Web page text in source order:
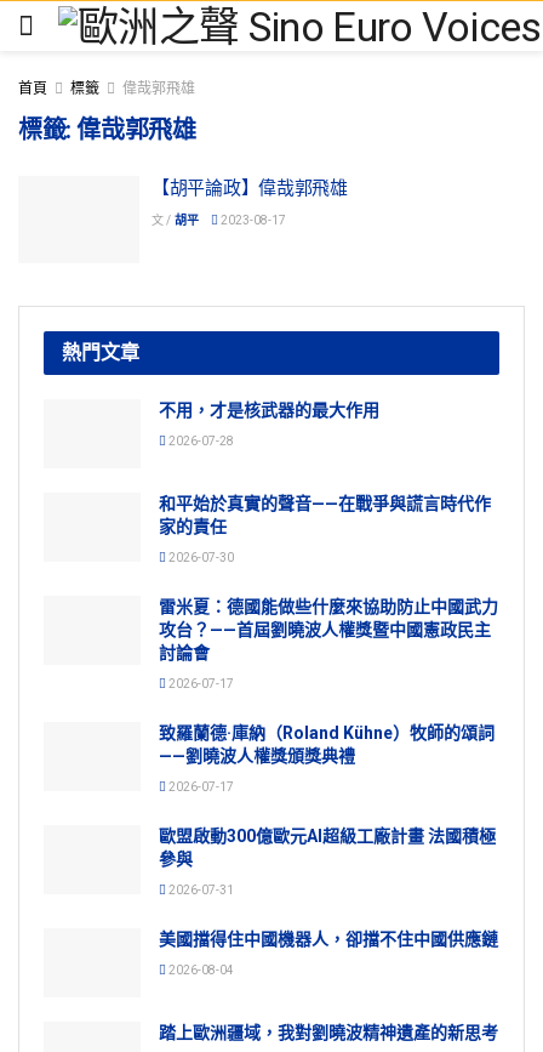
首頁 標籤 偉哉郭飛雄
標籤:偉哉郭飛雄
【胡平論政】偉哉郭飛雄
文 / 胡平 2023-08-17
熱門文章
不用，才是核武器的最大作用
2026-07-28
和平始於真實的聲音——在戰爭與謊言時代作
家的責任
2026-07-30
雷米夏：德國能做些什麼來協助防止中國武力
攻台？——首屆劉曉波人權獎暨中國憲政民主
討論會
2026-07-17
致羅蘭德·庫納（Roland Kühne）牧師的頌詞
——劉曉波人權獎頒獎典禮
2026-07-17
歐盟啟動300億歐元AI超級工廠計畫 法國積極
參與
2026-07-31
美國擋得住中國機器人，卻擋不住中國供應鏈
2026-08-04
踏上歐洲疆域，我對劉曉波精神遺產的新思考